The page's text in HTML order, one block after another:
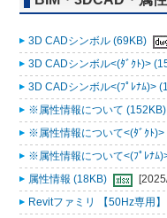
3D CADシンボル (69KB)
3D CADシンボル<(ﾀﾞｸﾄ)>
3D CADシンボル<(ﾌﾟﾚﾅﾑ)>
※属性情報について (152KB)
※属性情報について<(ﾀﾞｸﾄ
※属性情報について<(ﾌﾟﾚﾅﾑ
属性情報 (18KB)
Revitファミリ 【50Hz専用